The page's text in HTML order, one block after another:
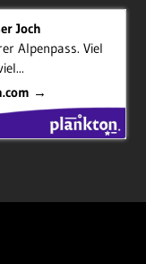
Joch
Alpenpass. Viel
→